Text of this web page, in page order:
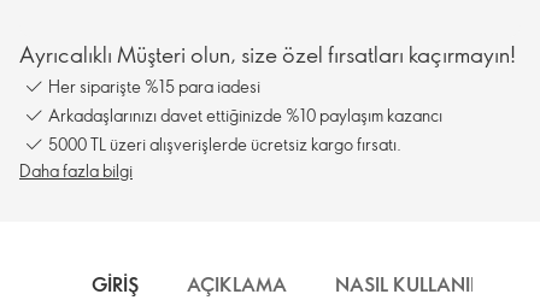
Ayrıcalıklı Müşteri olun, size özel fırsatları kaçırmayın!
Her siparişte %15 para iadesi
Arkadaşlarınızı davet ettiğinizde %10 paylaşım kazancı
5000 TL üzeri alışverişlerde ücretsiz kargo fırsatı.
Daha fazla bilgi
GIRIŞ AÇIKLAMA NASIL KULLANILIR